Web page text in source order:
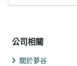
公司相關
關於夢谷